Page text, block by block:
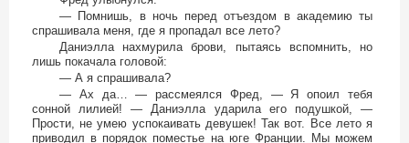
— Помнишь, в ночь перед отъездом в академию ты
спрашивала меня, где я пропадал все лето?
Даниэлла нахмурила брови, пытаясь вспомнить, но
лишь покачала головой:
— А я спрашивала?
— Ах да… — рассмеялся Фред, — Я опоил тебя
сонной лилией! — Даниэлла ударила его подушкой, —
Прости, не умею успокаивать девушек! Так вот. Все лето я
приводил в порядок поместье на юге Франции. Мы можем